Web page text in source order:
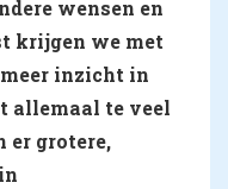
wensen en
krijgen we met
inzicht in
allemaal te veel
er grotere,